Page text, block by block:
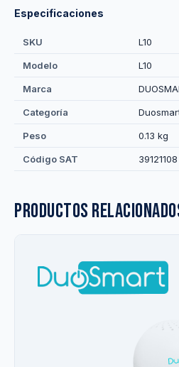
Especificaciones
SKU L10
Modelo L10
Marca
Categoría
Peso 0.13 kg
Código SAT 39121108
Productos